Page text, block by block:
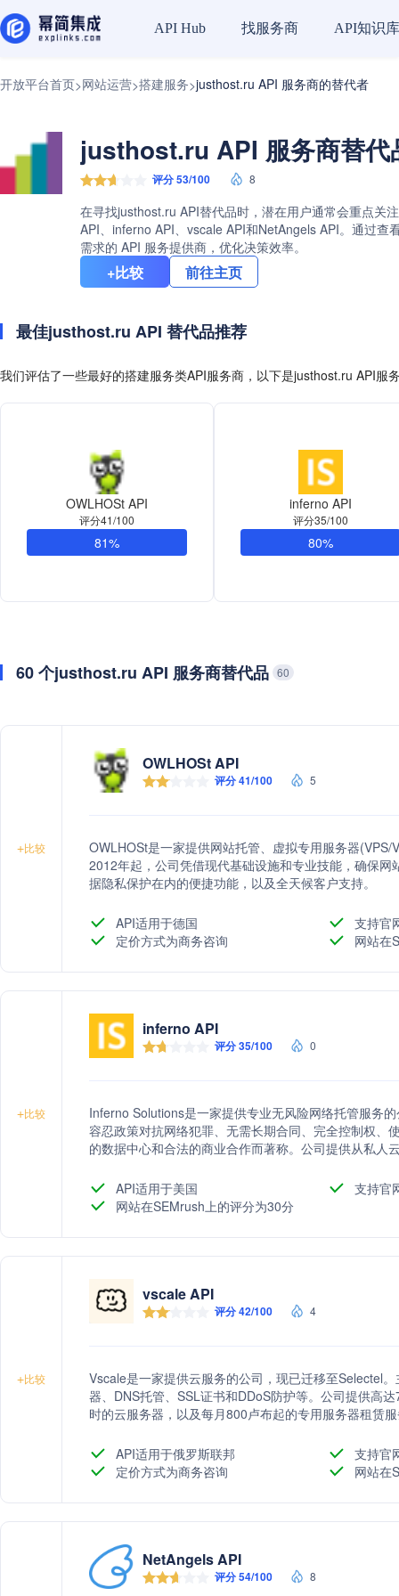
API Hub 找服务商 API知识库
开放平台首页>网站运营>搭建服务>justhost.ru API 服务商的替代者
justhost.ru API 服务商替代
评分 53/100 8
在寻找justhost.ru API替代品时，潜在用户通常会重点关
API、inferno API、vscale API和NetAngels API。通过
需求的 API 服务提供商，优化决策效率。
+比较 前往主页
最佳justhost.ru API 替代品推荐
我们评估了一些最好的搭建服务类API服务商，以下是justhost.ru API服
OWLHOSt API
评分41/100
81%
inferno API
评分35/100
80%
60 个justhost.ru API 服务商替代品 60
+比较
OWLHOSt API
评分 41/100 5
OWLHOSt是一家提供网站托管、虚拟专用服务器
2012年起，公司凭借现代基础设施和专业技能，确保
据隐私保护在内的便捷功能，以及全天候客户支持。
API适用于德国
支持官
定价方式为商务咨询
网站在
+比较
inferno API
评分 35/100 0
Inferno Solutions是一家提供专业无风险网络托管服务
容忍政策对抗网络犯罪、无需长期合同、完全控制权、
的数据中心和合法的商业合作而著称。公司提供从私人
API适用于美国
支持官
网站在SEMrush上的评分为30分
+比较
vscale API
评分 42/100 4
Vscale是一家提供云服务的公司，现已迁移至Selectel
器、DNS托管、SSL证书和DDoS防护等。公司提供高
时的云服务器，以及每月800卢布起的专用服务器租赁
API适用于俄罗斯联邦
支持官
定价方式为商务咨询
网站在
NetAngels API
评分 54/100 8